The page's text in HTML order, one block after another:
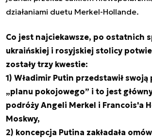
działaniami duetu Merkel-Hollande.
Co jest najciekawsze, po ostatnich
ukraińskiej i rosyjskiej stolicy
zostały trzy kwestie:
1) Władimir Putin przedstawił
„planu pokojowego” i to jest
podróży Angeli Merkel i Francois'a
Moskwy,
2) koncepcja Putina zakładała